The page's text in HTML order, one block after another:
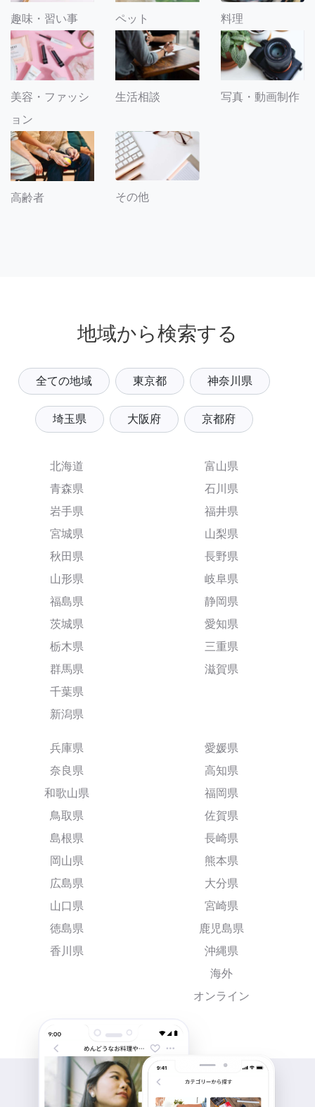
趣味・習い事 ペット 料理
美容・ファッシ
ョン
生活相談 写真・動画制作
高齢者 その他
地域から検索する
全ての地域 東京都 神奈川県
埼玉県 大阪府 京都府
北海道
青森県
岩手県
宮城県
秋田県
山形県
福島県
茨城県
栃木県
群馬県
千葉県
新潟県
富山県
石川県
福井県
山梨県
長野県
岐阜県
静岡県
愛知県
三重県
滋賀県
兵庫県
奈良県
和歌山県
鳥取県
島根県
岡山県
広島県
山口県
徳島県
香川県
愛媛県
高知県
福岡県
佐賀県
長崎県
熊本県
大分県
宮崎県
鹿児島県
沖縄県
海外
オンライン